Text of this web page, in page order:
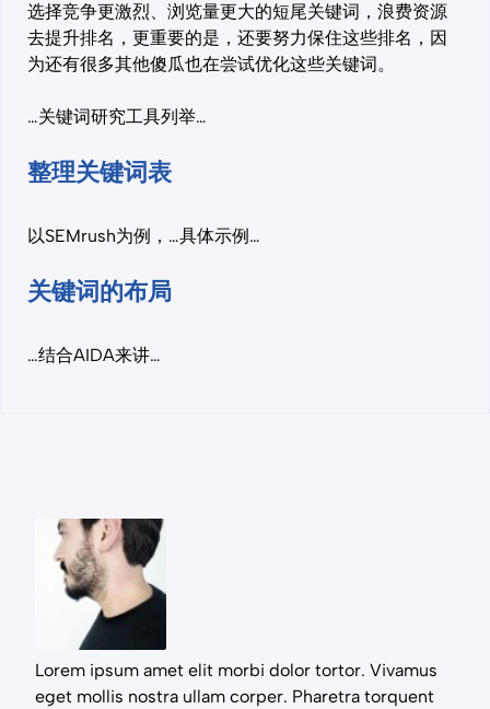
选择竞争更激烈、浏览量更大的短尾关键词，浪费资源
去提升排名，更重要的是，还要努力保住这些排名，因
为还有很多其他傻瓜也在尝试优化这些关键词。
…关键词研究工具列举…
整理关键词表
以SEMrush为例，…具体示例…
关键词的布局
…结合AIDA来讲…
Lorem ipsum amet elit morbi dolor tortor. Vivamus
eget mollis nostra ullam corper. Pharetra torquent